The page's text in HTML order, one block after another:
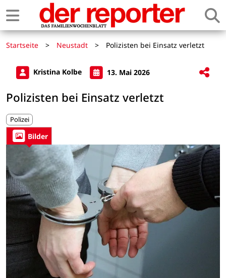
Startseite > Neustadt > Polizisten bei Einsatz verletzt
Kristina Kolbe 13. Mai 2026
Polizisten bei Einsatz verletzt
Polizei
Bilder